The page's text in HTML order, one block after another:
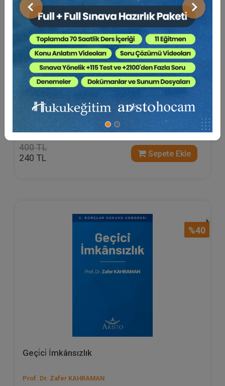
Önceki Sonraki
Girişim Hukuku Rehberi
Av. Bilgehan Burak TÜRKMEN
400 TL
240 TL Sepete Ekle
%40
Geçi̇ci̇ İmkânsızlık
Prof. Dr. Zafer KAHRAMAN